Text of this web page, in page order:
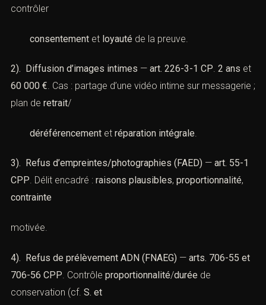
contrôler
consentement et loyauté de la preuve.
2). Diffusion d’images intimes — art. 226-3-1 CP. 2 ans et
60 000 €. Cas : partage d’une vidéo intime sur messagerie ;
plan de retrait/
déréférencement et réparation intégrale
3). Refus d’empreintes/photographies (FAED) — art. 55-1
CPP. Délit encadré : raisons plausibles, proportionnalité,
contrainte
motivée.
4). Refus de prélèvement ADN (FNAEG) — arts. 706-55 et
706-56 CPP . Contrôle proportionnalité/durée de
conservation (cf. S. et